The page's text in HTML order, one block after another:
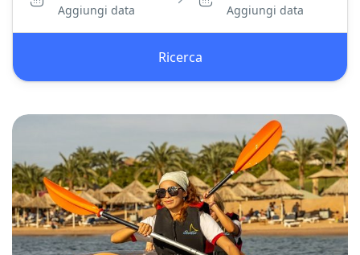
Aggiungi data Aggiungi data
Ricerca